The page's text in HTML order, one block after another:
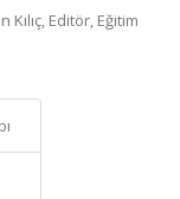
Editör, Eğitim